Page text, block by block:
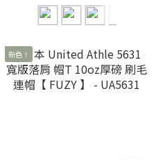
新色！